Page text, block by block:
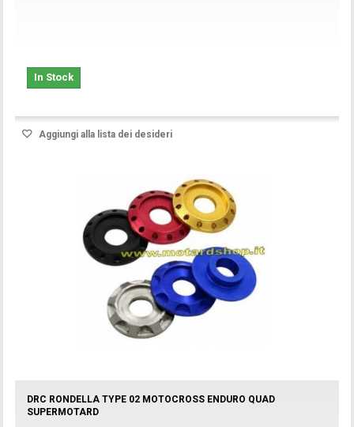
In Stock
Aggiungi alla lista dei desideri
DRC RONDELLA TYPE 02 MOTOCROSS ENDURO QUAD
SUPERMOTARD